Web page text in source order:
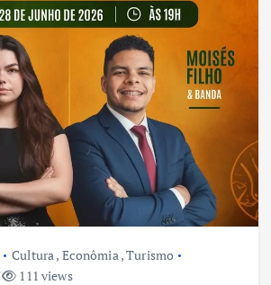
Cultura , Econômia ,Turismo
111 views